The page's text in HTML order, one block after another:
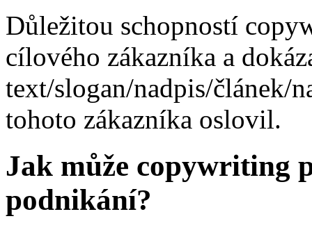
Důležitou schopností
cílového zákazníka a
text/slogan/nadpis/článek/
tohoto zákazníka oslovil.
Jak může copywriting
podnikání?